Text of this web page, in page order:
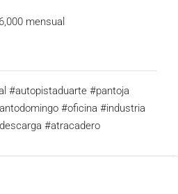
mensual
#autopistaduarte #pantoja
#oficina #industria
#atracadero